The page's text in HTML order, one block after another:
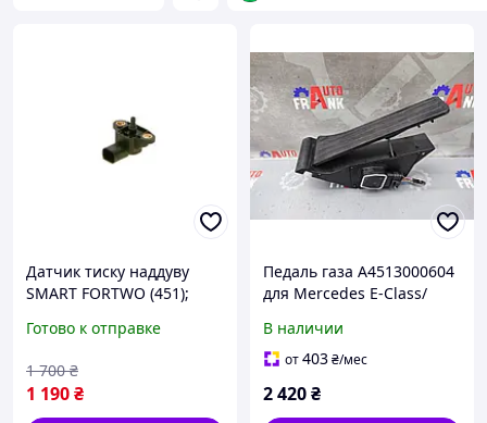
Датчик тиску наддуву
SMART FORTWO (451);
(W203, W204), E-CLASS
Готово к отправке
1 190₴
1 700 ₴
Педаль газа A4513000604
для Mercedes E-Class/
В наличии
от403₴/мес
2 420₴